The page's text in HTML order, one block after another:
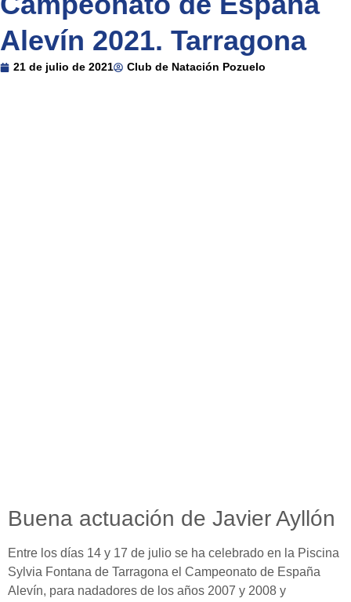
Alevín 2021. Tarragona
21 de julio de 2021 Club de Natación Pozuelo
Buena actuación de Javier Ayllón
Entre los días 14 y 17 de julio se ha celebrado en la Piscina
Sylvia Fontana de Tarragona el Campeonato de España
Alevín, para nadadores de los años 2007 y 2008 y